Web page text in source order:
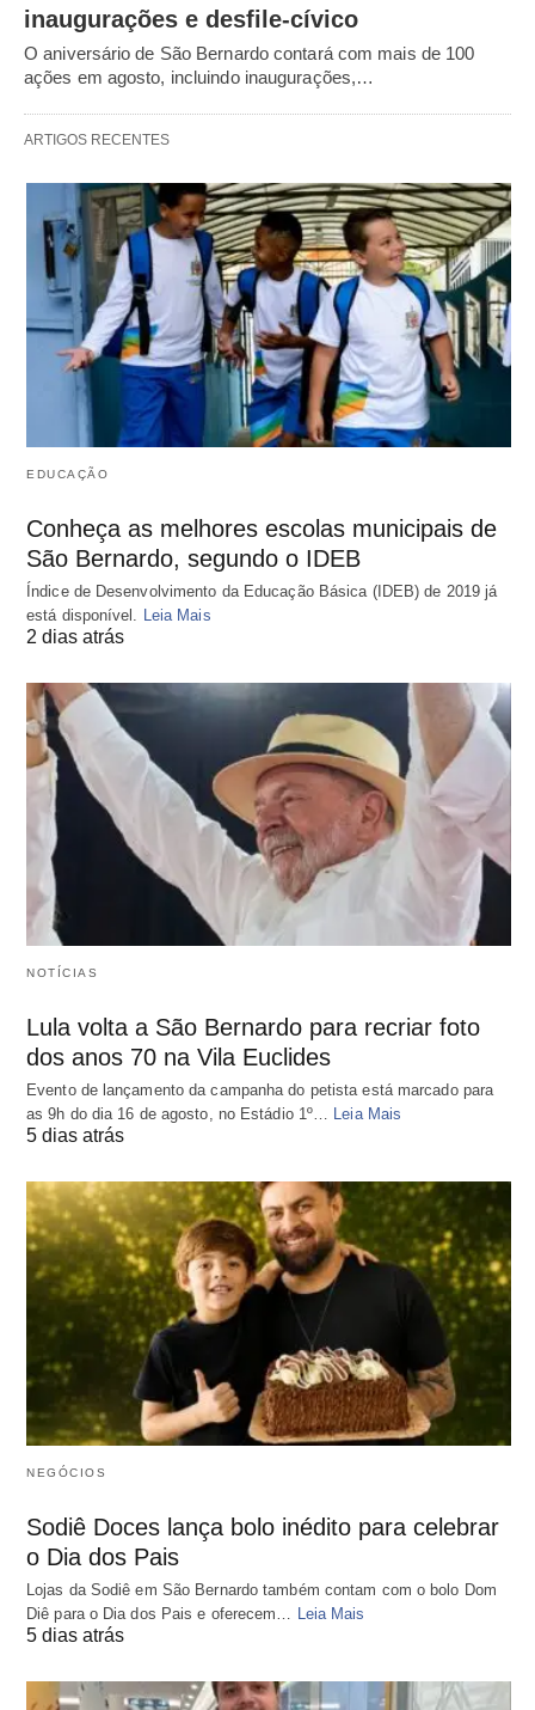
inaugurações e desfile-cívico
O aniversário de São Bernardo contará com mais de 100
ações em agosto, incluindo inaugurações,…
ARTIGOS RECENTES
EDUCAÇÃO
Conheça as melhores escolas municipais de
São Bernardo, segundo o IDEB
Índice de Desenvolvimento da Educação Básica (IDEB) de 2019 já
está disponível.
Leia Mais
2 dias atrás
NOTÍCIAS
Lula volta a São Bernardo para recriar foto
dos anos 70 na Vila Euclides
Evento de lançamento da campanha do petista está marcado para
as 9h do dia 16 de agosto, no Estádio 1º… Leia Mais
5 dias atrás
NEGÓCIOS
Sodiê Doces lança bolo inédito para celebrar
o Dia dos Pais
Lojas da Sodiê em São Bernardo também contam com o bolo Dom
Diê para o Dia dos Pais e oferecem… Leia Mais
5 dias atrás